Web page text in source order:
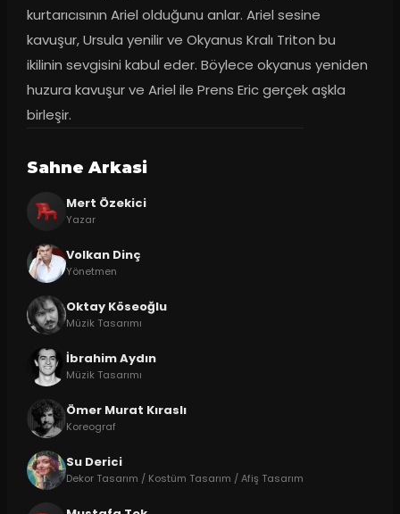
kurtarıcısının Ariel olduğunu anlar. Ariel sesine
kavuşur, Ursula yenilir ve Okyanus Kralı Triton bu
ikilinin sevgisini kabul eder. Böylece okyanus yeniden
huzura kavuşur ve Ariel ile Prens Eric gerçek aşkla
birleşir.
Sahne Arkasi
Mert Özekici
Yazar
Volkan Dinç
Yönetmen
Oktay Köseoğlu
Müzik Tasarımı
İbrahim Aydın
Müzik Tasarımı
Ömer Murat Kıraslı
Koreograf
Su Derici
Dekor Tasarım / Kostüm Tasarım / Afiş Tasarım